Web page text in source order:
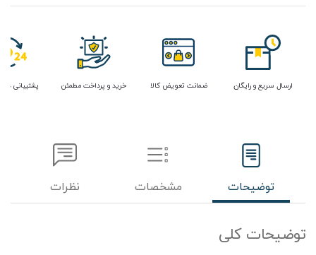
ارسال سریع و رایگان ضمانت تعویض کالا خرید و پرداخت مطمئن پشتیبانی
توضیحات مشخصات نظرات
توضیحات کلی